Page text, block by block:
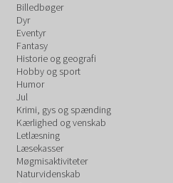
Billedbøger
Dyr
Eventyr
Fantasy
Historie og geografi
Hobby og sport
Humor
Jul
Krimi, gys og spænding
Kærlighed og venskab
Letlæsning
Læsekasser
Møgmisaktiviteter
Naturvidenskab